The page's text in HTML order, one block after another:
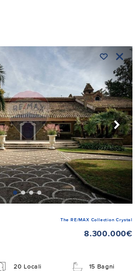
The RE/MAX Collection Crystal
8.300.000€
20 Locali 15 Bagni